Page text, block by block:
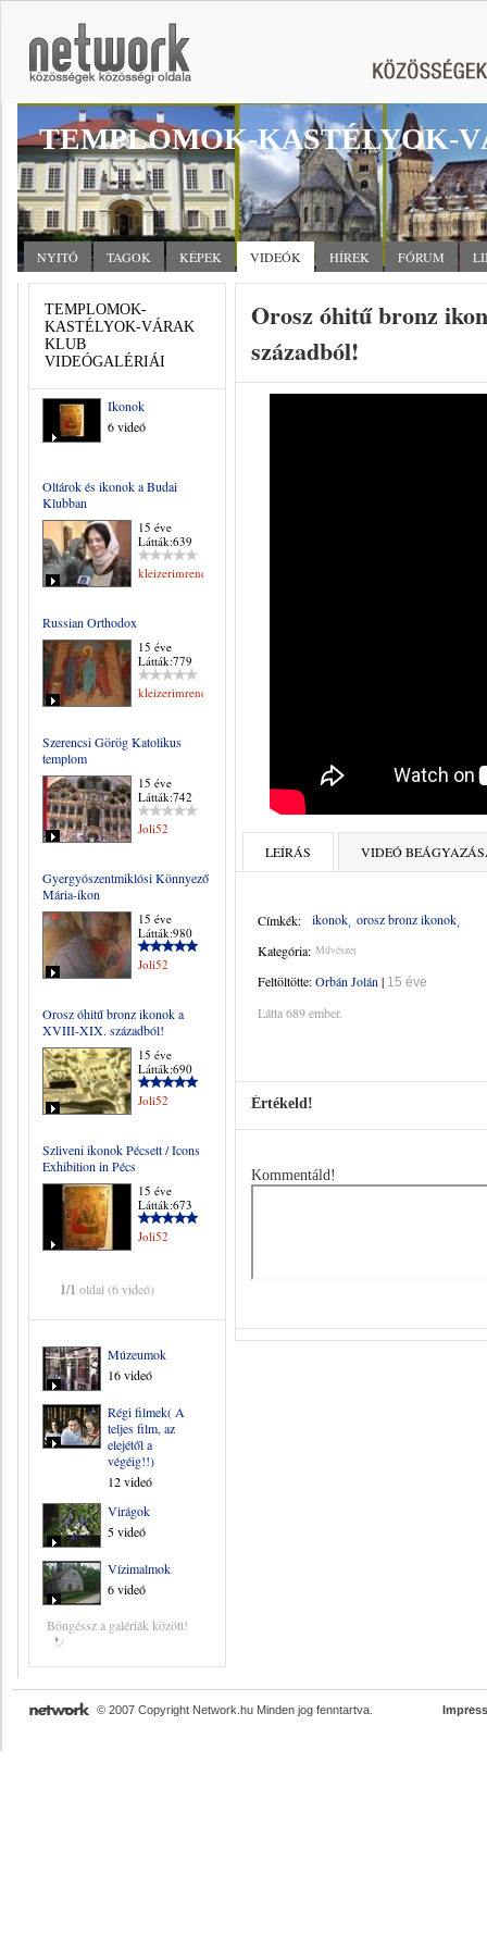
TEMPLOMOK-KASTÉLYOK-
NYITÓ TAGOK KÉPEK VIDEÓK HÍREK FÓRUM
TEMPLOMOK-
KASTÉLYOK-VÁRAK
KLUB
VIDEÓGALÉRIÁI
Ikonok
6 videó
Oltárok és ikonok a Budai
Klubban
15 éve
Látták:639
kleizerimrene
Russian Orthodox
15 éve
Látták:779
kleizerimrene
Szerencsi Görög Katolikus
templom
15 éve
Látták:742
Joli52
Gyergyószentmiklósi Könnyező
Mária-ikon
15 éve
Látták:980
Joli52
Orosz óhitű bronz ikonok a
XVIII-XIX. századból!
15 éve
Látták:690
Joli52
Szliveni ikonok Pécsett / Icons
Exhibition in Pécs
15 éve
Látták:673
Joli52
1/1 oldal (6 videó)
Múzeumok
16 videó
Régi filmek( A
teljes film, az
elejétől a
végéig!!)
12 videó
Virágok
5 videó
Vízimalmok
6 videó
Böngéssz a galériák között!
Orosz óhitű bronz
századból!
LEÍRÁS VIDEÓ
Címkék: ikonok orosz bronz ikonok
Kategória: Művészet
Feltöltötte:Orbán Jolán | 15 éve
Látta 689 ember.
Értékeld!
Kommentáld!
© 2007 Copyright Network.hu Minden jog fenntartva.